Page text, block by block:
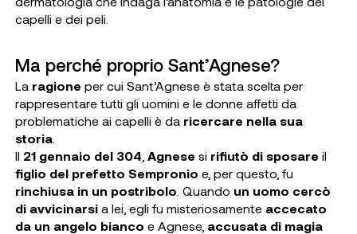
capelli e dei peli.
Ma perché proprio Sant’Agnese?
La ragione per cui Sant’Agnese è stata scelta per
rappresentare tutti gli uomini e le donne affetti da
problematiche ai capelli è da ricercare nella sua
storia.
Il 21 gennaio del 304 Agnese si rifiutò di sposare il
figlio del prefetto Sempronio e, per questo, fu
rinchiusa in un postribolo . Quando un uomo cercò
di avvicinarsi a lei, egli fu misteriosamente accecato
da un angelo bianco e Agnese, accusata di magia